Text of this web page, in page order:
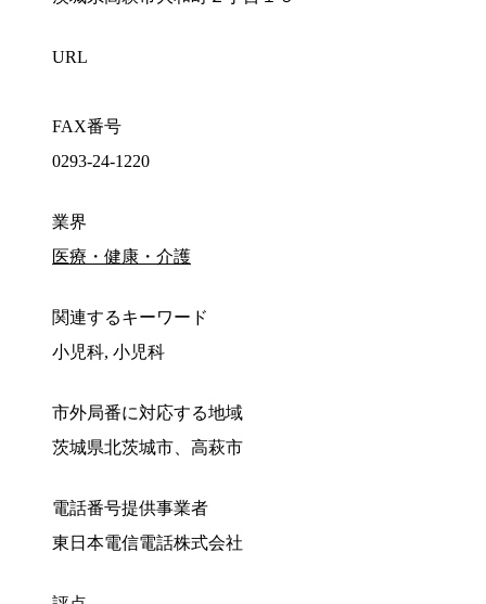
URL
FAX番号
0293-24-1220
業界
医療・健康・介護
関連するキーワード
小児科, 小児科
市外局番に対応する地域
茨城県北茨城市、高萩市
電話番号提供事業者
東日本電信電話株式会社